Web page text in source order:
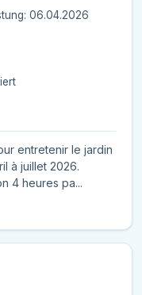
06.04.2026
entretenir le jardin
à juillet 2026.
4 heures pa...